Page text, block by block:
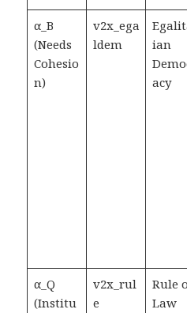
α_B
(Needs
Cohesio
n)
v2x_ega
ldem
ian
acy
α_Q
(Institu
v2x_rul
e
Rule
Law